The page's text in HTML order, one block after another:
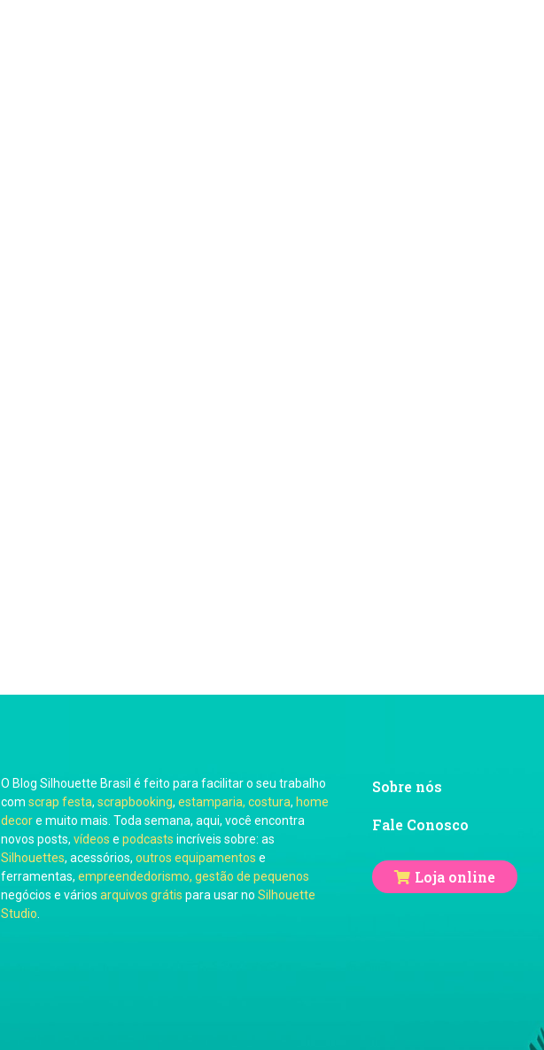
O Blog Silhouette Brasil é feito para facilitar o seu trabalho
com scrap festa, scrapbooking, estamparia, costura, home
decore muito mais. Toda semana, aqui, você encontra
novos posts, vídeos e podcasts incríveis sobre: as
Silhouettes, acessórios, outros equipamentos e
ferramentas, empreendedorismo, gestão de pequenos
negócios e vários arquivos grátis para usar no Silhouette
Studio
Sobre nós
Fale Conosco
Loja online